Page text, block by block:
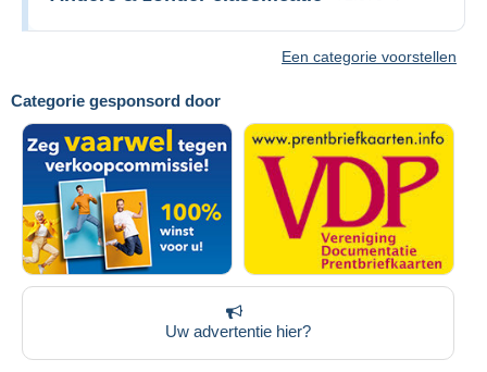
Categorie gesponsord door
Uw advertentie hier?
Een categorie voorstellen